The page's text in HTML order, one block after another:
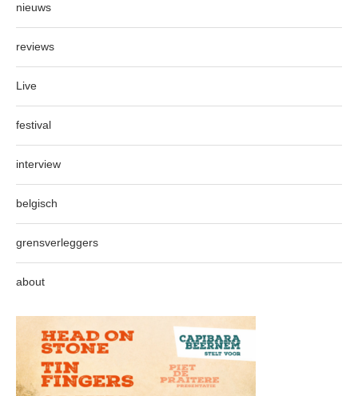
nieuws
reviews
Live
festival
interview
belgisch
grensverleggers
about